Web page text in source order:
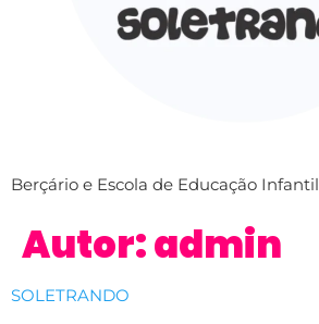
Berçário e Escola de Educação Infantil
Autor:admin
SOLETRANDO